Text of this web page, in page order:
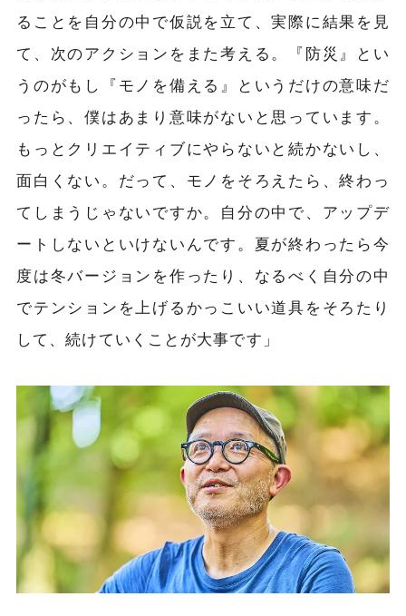
ることを自分の中で仮説を立て、実際に結果を見
て、次のアクションをまた考える。『防災』とい
うのがもし『モノを備える』というだけの意味だ
ったら、僕はあまり意味がないと思っています。
もっとクリエイティブにやらないと続かないし、
面白くない。だって、モノをそろえたら、終わっ
てしまうじゃないですか。自分の中で、アップデ
ートしないといけないんです。夏が終わったら今
度は冬バージョンを作ったり、なるべく自分の中
でテンションを上げるかっこいい道具をそろたり
して、続けていくことが大事です」